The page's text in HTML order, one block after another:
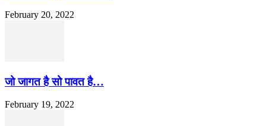
February 20, 2022
जो जागत है सो पावत है…
February 19, 2022